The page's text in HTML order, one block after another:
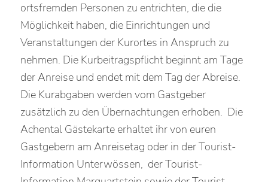
ortsfremden Personen zu entrichten, die die
Möglichkeit haben, die Einrichtungen und
Veranstaltungen der Kurortes in Anspruch zu
nehmen. Die Kurbeitragspflicht beginnt am Tage
der Anreise und endet mit dem Tag der Abreise.
Die Kurabgaben werden vom Gastgeber
zusätzlich zu den Übernachtungen erhoben. Die
Achental Gästekarte erhaltet ihr von euren
Gastgebern am Anreisetag oder in der Tourist-
Information Unterwössen, der Tourist-